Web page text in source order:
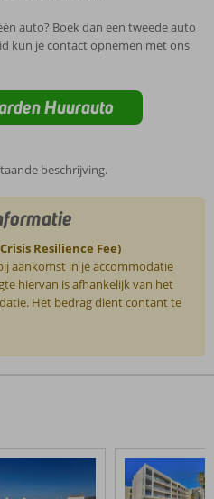
auto? Boek dan een tweede auto
kun je contact opnemen met ons
Huurauto
beschrijving.
Resilience Fee)
aankomst in je accommodatie
hiervan is afhankelijk van het
Het bedrag dient contant te